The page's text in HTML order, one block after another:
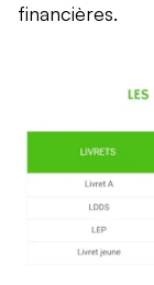
financières.